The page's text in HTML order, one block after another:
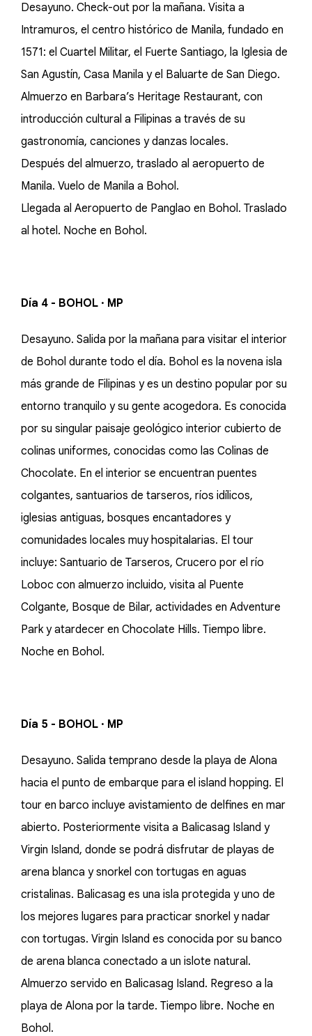
Desayuno. Check-out por la mañana. Visita a
Intramuros, el centro histórico de Manila, fundado en
1571: el Cuartel Militar, el Fuerte Santiago, la Iglesia de
San Agustín, Casa Manila y el Baluarte de San Diego.
Almuerzo en Barbara’s Heritage Restaurant, con
introducción cultural a Filipinas a través de su
gastronomía, canciones y danzas locales.
Después del almuerzo, traslado al aeropuerto de
Manila. Vuelo de Manila a Bohol.
Llegada al Aeropuerto de Panglao en Bohol. Traslado
al hotel. Noche en Bohol.
Día 4 - BOHOL · MP
Desayuno. Salida por la mañana para visitar el interior
de Bohol durante todo el día. Bohol es la novena isla
más grande de Filipinas y es un destino popular por su
entorno tranquilo y su gente acogedora. Es conocida
por su singular paisaje geológico interior cubierto de
colinas uniformes, conocidas como las Colinas de
Chocolate. En el interior se encuentran puentes
colgantes, santuarios de tarseros, ríos idílicos,
iglesias antiguas, bosques encantadores y
comunidades locales muy hospitalarias. El tour
incluye: Santuario de Tarseros, Crucero por el río
Loboc con almuerzo incluido, visita al Puente
Colgante, Bosque de Bilar, actividades en Adventure
Park y atardecer en Chocolate Hills. Tiempo libre.
Noche en Bohol.
Día 5 - BOHOL · MP
Desayuno. Salida temprano desde la playa de Alona
hacia el punto de embarque para el island hopping. El
tour en barco incluye avistamiento de delfines en mar
abierto. Posteriormente visita a Balicasag Island y
Virgin Island, donde se podrá disfrutar de playas de
arena blanca y snorkel con tortugas en aguas
cristalinas. Balicasag es una isla protegida y uno de
los mejores lugares para practicar snorkel y nadar
con tortugas. Virgin Island es conocida por su banco
de arena blanca conectado a un islote natural.
Almuerzo servido en Balicasag Island. Regreso a la
playa de Alona por la tarde. Tiempo libre. Noche en
Bohol.